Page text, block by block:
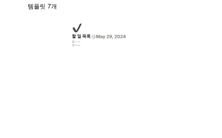
템플릿 7개